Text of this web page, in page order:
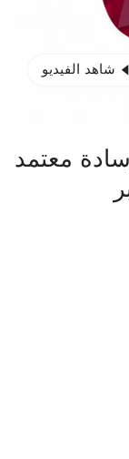
شاهد الفيديو
معتمد